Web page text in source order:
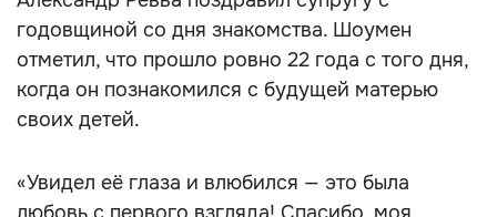
годовщиной со дня знакомства. Шоумен
отметил, что прошло ровно 22 года с того дня,
когда он познакомился с будущей матерью
своих детей.
«Увидел её глаза и влюбился — это была